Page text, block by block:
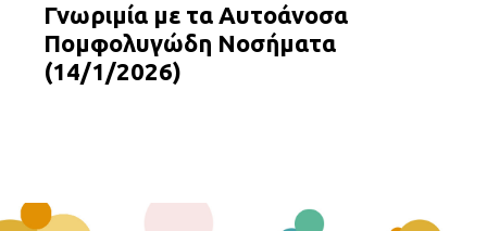
Γνωριμία με τα Αυτοάνοσα
Πομφολυγώδη Νοσήματα
(14/1/2026)
ΕΠΙΔΕΡΜΙΑ